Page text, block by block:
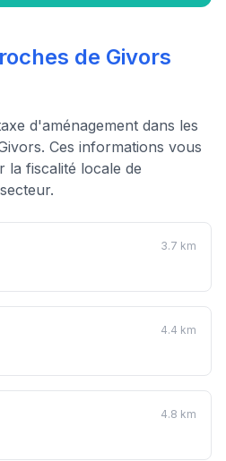
de Givors
d'aménagement dans les
Ces informations vous
la fiscalité locale de
3.7 km
4.4 km
4.8 km